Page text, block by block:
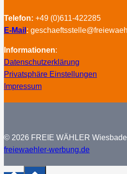
Telefon: +49 (0)611-422285
E-Mail :
Informationen:
Datenschutzerklärung
Privatsphäre Einstellungen
Impressum
© 2026 FREIE WÄHLER
freiewaehler-werbung.de